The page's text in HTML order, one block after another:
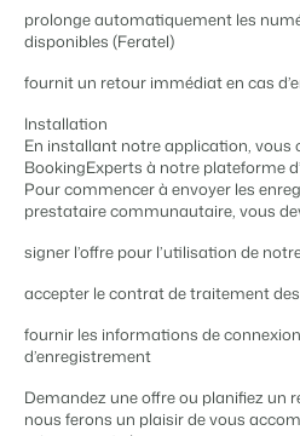
Marketing en ligne
La puissante alliance entre stratégie
performance
Votre projet est vendu en un rien de
Booking Analytics
Solution reporting Premium
Présentation de
Service client
Obtenez des réponses á vos
Emplois / Carrièrres
Trouvez votre nouveau job de rêve !
Contact
Contactez nous.
À propos de nous
Découvrez les personnes derrière de
Prendre un RDV Démo
prolonge automatiquement les
disponibles (Feratel)
fournit un retour immédiat en cas
Installation
En installant notre application, vous
BookingExperts à notre plateforme
Pour commencer à envoyer les
prestataire communautaire, vous
signer l’offre pour l’utilisation de
accepter le contrat de traitement
fournir les informations de
d’enregistrement
Demandez une offre ou planifiez un
nous ferons un plaisir de vous